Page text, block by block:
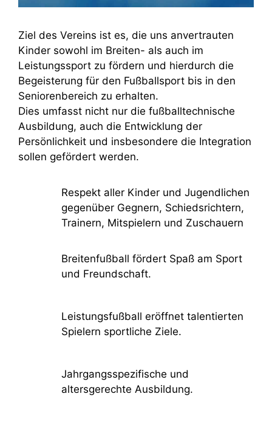
Ziel des Vereins ist es, die uns anvertrauten
Kinder sowohl im Breiten- als auch im
Leistungssport zu fördern und hierdurch die
Begeisterung für den Fußballsport bis in den
Seniorenbereich zu erhalten.
Dies umfasst nicht nur die fußballtechnische
Ausbildung, auch die Entwicklung der
Persönlichkeit und insbesondere die Integration
sollen gefördert werden.
Respekt aller Kinder und Jugendlichen
gegenüber Gegnern, Schiedsrichtern,
Trainern, Mitspielern und Zuschauern
Breitenfußball fördert Spaß am Sport
und Freundschaft.
Leistungsfußball eröffnet talentierten
Spielern sportliche Ziele.
Jahrgangsspezifische und
altersgerechte Ausbildung.